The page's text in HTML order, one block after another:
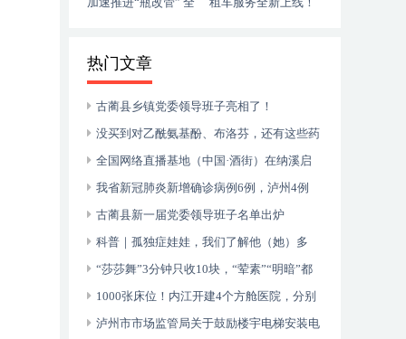
热门文章
古蔺县乡镇党委领导班子亮相了！
没买到对乙酰氨基酚、布洛芬，还有这些药
可以临时替代
全国网络直播基地（中国·酒街）在纳溪启
动运行
我省新冠肺炎新增确诊病例6例，泸州4例
古蔺县新一届党委领导班子名单出炉
科普｜孤独症娃娃，我们了解他（她）多
少？
“莎莎舞”3分钟只收10块，“荤素”“明暗”都
有，还可以······
1000张床位！内江开建4个方舱医院，分别
位于——
泸州市市场监管局关于鼓励楼宇电梯安装电